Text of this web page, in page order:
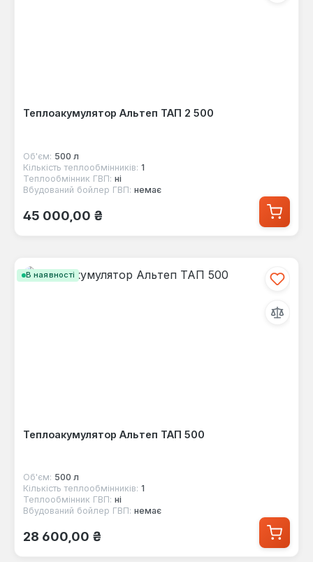
Теплоакумулятор Альтеп ТАП 2 500
Об'єм: 500 л
Кількість теплообмінників: 1
Теплообмінник ГВП: ні
Вбудований бойлер ГВП: немає
Звичайна ціна:
45 000,00 ₴
В наявності
Теплоакумулятор Альтеп ТАП 500
Об'єм: 500 л
Кількість теплообмінників: 1
Теплообмінник ГВП: ні
Вбудований бойлер ГВП: немає
Звичайна ціна:
28 600,00 ₴